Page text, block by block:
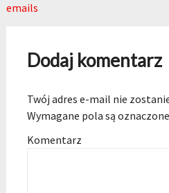
emails
Dodaj komentarz
Twój adres e-mail nie
Wymagane pola są oznaczone
Komentarz